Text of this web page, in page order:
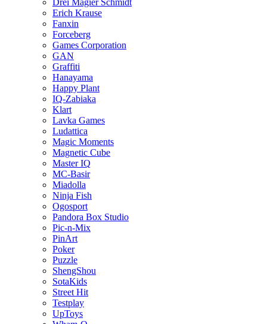
Drei Magier Schmidt
Erich Krause
Fanxin
Forceberg
Games Corporation
GAN
Graffiti
Hanayama
Happy Plant
IQ-Zabiaka
Klart
Lavka Games
Ludattica
Magic Moments
Magnetic Cube
Master IQ
MC-Basir
Miadolla
Ninja Fish
Ogosport
Pandora Box Studio
Pic-n-Mix
PinArt
Poker
Puzzle
ShengShou
SotaKids
Street Hit
Testplay
UpToys